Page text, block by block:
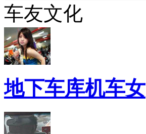
车友文化
地下车库机车女